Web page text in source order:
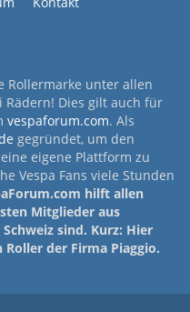
Rollermarke unter allen
Rädern! Dies gilt auch für
vespaforum.com. Als
gegründet, um den
eigene Plattform zu
Vespa Fans viele Stunden
hilft allen
Mitglieder aus
sind. Kurz: Hier
der Firma Piaggio.